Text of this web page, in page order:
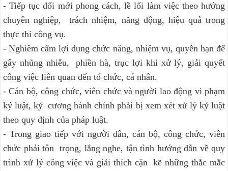
- Tiếp tục đổi mới phong cách, lề lối làm việc theo hướng
chuyên nghiệp, trách nhiệm, năng động, hiệu quả trong
thực thi công vụ.
- Nghiêm cấm lợi dụng chức năng, nhiệm vụ, quyền hạn để
gây nhũng nhiễu, phiền hà, trục lợi khi xử lý, giải quyết
công việc liên quan đến tổ chức, cá nhân.
- Cán bộ, công chức, viên chức và người lao động vi phạm
kỷ luật, kỷ cương hành chính phải bị xem xét xử lý kỷ luật
theo quy định của pháp luật.
- Trong giao tiếp với người dân, cán bộ, công chức, viên
chức phải tôn trọng, lắng nghe, tận tình hướng dẫn về quy
trình xử lý công việc và giải thích cặn kẽ những thắc mắc